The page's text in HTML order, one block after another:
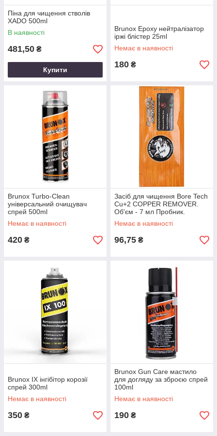
Піна для чищення стволів
XADO 500ml
В наявності
481,50 ₴
Купити
Brunox Epoxy нейтралізатор
іржі блістер 25ml
Немає в наявності
180 ₴
Brunox Turbo-Clean
універсальний очищувач
спрей 500ml
Немає в наявності
420 ₴
Засіб для чищення Bore Tech
Cu+2 COPPER REMOVER.
Об'єм - 7 мл Пробник.
Немає в наявності
96,75 ₴
Brunox IX інгібітор корозії
спрей 300ml
Немає в наявності
350 ₴
Brunox Gun Care мастило
для догляду за зброєю спрей
100ml
Немає в наявності
190 ₴